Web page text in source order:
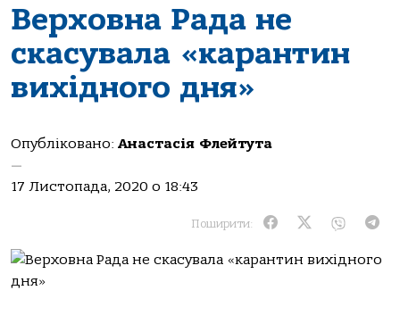
Верховна Рада не
скасувала «карантин
вихідного дня»
Опубліковано: Анастасія Флейтута
—
17 Листопада, 2020 о 18:43
Поширити: